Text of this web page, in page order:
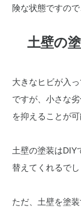
険な状態ですの
土壁の
大きなヒビが入
ですが、小さな
を抑えることが可
土壁の塗装はDIY
替えてくれるでし
ただ、土壁を塗